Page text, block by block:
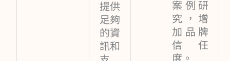
提供
足夠
的資
訊和
案例研
究，增
加品牌
信任
度。